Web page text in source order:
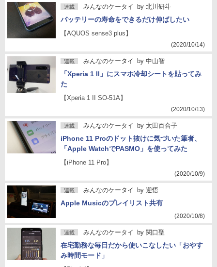
連載 みんなのケータイ by 北川研斗
バッテリーの寿命をできるだけ伸ばしたい
【AQUOS sense3 plus】
(2020/10/14)
連載 みんなのケータイ by 中山智
「Xperia 1 II」にスマホ冷却シートを貼ってみ
た
【Xperia 1 II SO-51A】
(2020/10/13)
連載 みんなのケータイ by 太田百合子
iPhone 11 Proのドット抜けに気づいた筆者、
「Apple WatchでPASMO」を使ってみた
【iPhone 11 Pro】
(2020/10/9)
連載 みんなのケータイ by 迎悟
Apple Musicのプレイリスト共有
(2020/10/8)
連載 みんなのケータイ by 関口聖
在宅勤務な毎日だから使いこなしたい「おやす
み時間モード」